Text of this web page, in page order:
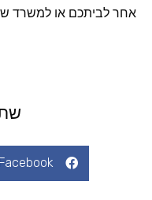
אחר לביתכם או למשרד
Facebook